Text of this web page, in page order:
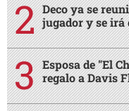
Deco ya se
jugador y se irá
Esposa de "El
regalo a Davis